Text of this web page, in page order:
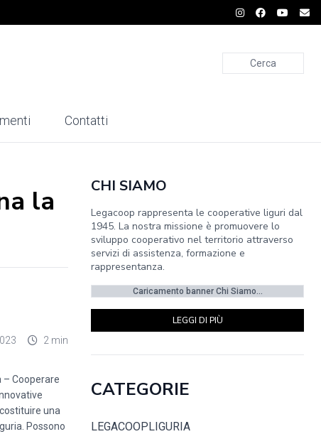
Cerca
Contatti
la
2 min
– Cooperare
una
Possono
CHI SIAMO
Legacoop rappresenta le cooperative liguri dal
1945. La nostra missione è promuovere lo
sviluppo cooperativo nel territorio attraverso
servizi di assistenza, formazione e
rappresentanza.
Caricamento banner Chi Siamo...
LEGGI DI PIÙ
CATEGORIE
LEGACOOPLIGURIA